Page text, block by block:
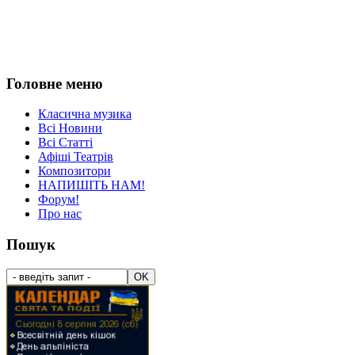
Головне меню
Класична музика
Всі Новини
Всі Статті
Афіші Театрів
Композитори
НАПИШІТЬ НАМ!
Форум!
Про нас
Пошук